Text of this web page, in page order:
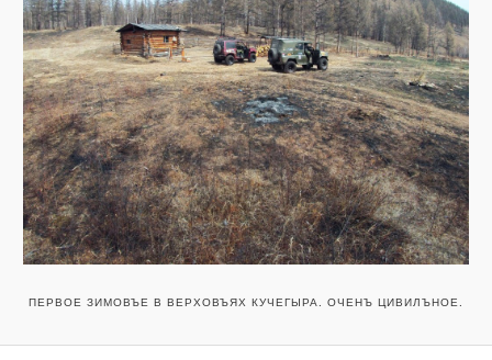
ПЕРВОЕ ЗИМОВЪЕ В ВЕРХОВЪЯХ КУЧЕГЫРА. ОЧЕНЪ ЦИВИЛЪНОЕ.